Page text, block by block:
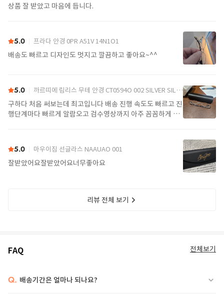
상품 잘 받았고 마음에 듭니다.
5.0 프라다 안경 0PR A51V 14N1O1
배송도 빠르고 디자인도 멋지고 깔끔하고 좋아요~^^
5.0 까르띠에 림리스 무테 안경 CT0594O 002 SILVER SILVER TRANSPARENT
구하다 처음 써보는데 최고입니다 배송 진행 속도도 빠르고 진
행단계마다 빠르게 알람오고 검수영상까지 아주 꼼꼼하게 찍
5.0 마우이짐 선글라스 NAAUAO 001
잘받았어요잘받았어요너무좋아요
리뷰 전체 보기
FAQ 전체보기
Q. 배송기간은 얼마나 되나요?